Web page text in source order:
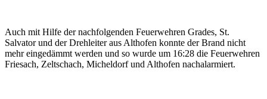
Auch mit Hilfe der nachfolgenden Feuerwehren Grades, St.
Salvator und der Drehleiter aus Althofen konnte der Brand nicht
mehr eingedämmt werden und so wurde um 16:28 die Feuerwehren
Friesach, Zeltschach, Micheldorf und Althofen nachalarmiert.